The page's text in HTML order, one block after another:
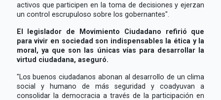
activos que participen en la toma de decisiones y ejerzan
un control escrupuloso sobre los gobernantes".
El legislador de Movimiento Ciudadano refirió que
para vivir en sociedad son indispensables la ética y la
moral, ya que son las únicas vías para desarrollar la
virtud ciudadana, aseguró.
"Los buenos ciudadanos abonan al desarrollo de un clima
social y humano de más seguridad y coadyuvan a
consolidar la democracia a través de la participación en